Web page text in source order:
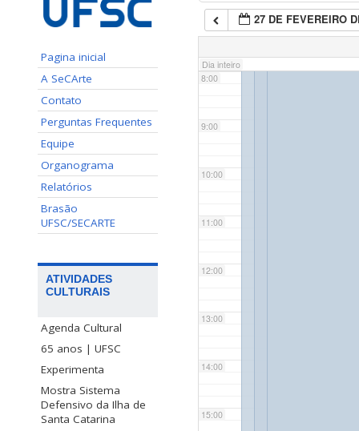
Pagina inicial
A SeCArte
Contato
Perguntas Frequentes
Equipe
Organograma
Relatórios
Brasão
UFSC/SECARTE
ATIVIDADES
CULTURAIS
Agenda Cultural
65 anos | UFSC
Experimenta
Mostra Sistema
Defensivo da Ilha de
Santa Catarina
27 DE FEVEREIRO
Dia inteiro
7:00
8:00
9:00
10:00
11:00
12:00
13:00
14:00
15:00